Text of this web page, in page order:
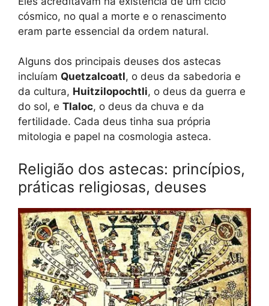
cósmico, no qual a morte e o renascimento
eram parte essencial da ordem natural.
Alguns dos principais deuses dos astecas
incluíam Quetzalcoatl, o deus da sabedoria e
da cultura, Huitzilopochtli, o deus da guerra e
do sol, e Tlaloc, o deus da chuva e da
fertilidade. Cada deus tinha sua própria
mitologia e papel na cosmologia asteca.
Religião dos astecas: princípios,
práticas religiosas, deuses